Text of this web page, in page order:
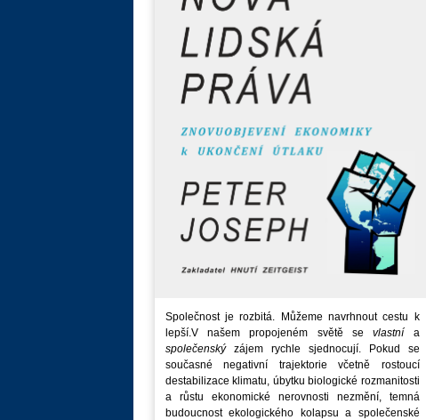
Společnost je rozbitá. Můžeme navrhnout cestu k
lepší.V našem propojeném světě sevlastnía
společenskýzájem rychle sjednocují. Pokud se
současné negativní trajektorie včetně rostoucí
destabilizace klimatu, úbytku biologické rozmanitosti
a růstu ekonomické nerovnosti nezmění, temná
budoucnost ekologického kolapsu a společenské